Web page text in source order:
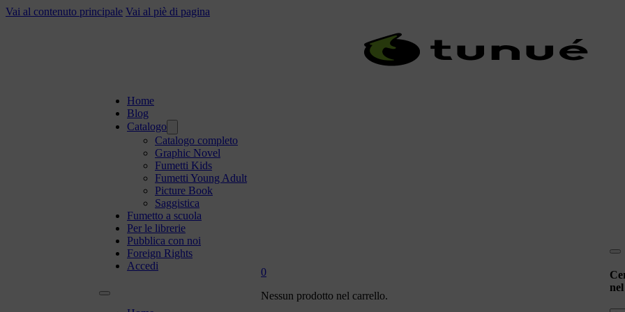
Vai al contenuto principale Vai al piè di pagina
Home
Blog
Catalogo
Catalogo completo
Graphic Novel
Fumetti Kids
Fumetti Young Adult
Picture Book
Saggistica
Fumetto a scuola
Per le librerie
Pubblica con noi
Foreign Rights
Accedi
0
Nessun prodotto nel carrello.